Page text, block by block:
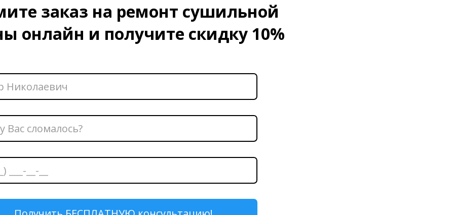
заказ на ремонт сушильной
онлайн и получите скидку 10%